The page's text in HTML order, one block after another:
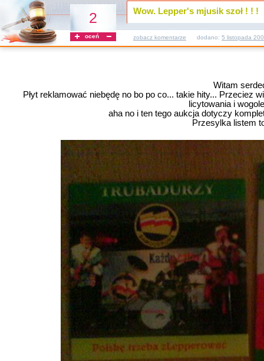
Witam
Płyt reklamować niebędę no bo po co... takie hity... Przeciez
licytowania i
aha no i ten tego aukcja dotyczy
Przesylka listem
2
oceń
Wow. Lepper's mjusik szoł ! ! !
zobacz komentarze dodano: 5 listopada